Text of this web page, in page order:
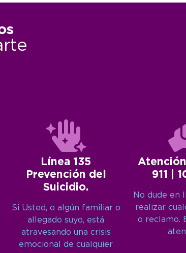
Línea 135
Prevención del
Suicidio.
Si Usted, o algún familiar o
allegado suyo, está
atravesando una crisis
emocional de cualquier
911 |
No dude en
realizar
o reclamo.